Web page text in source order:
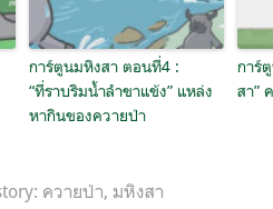
การ์ตูนมหิงสา ตอนที่4 :
“ที่ราบริมน้ำลำขาแข้ง” แหล่ง
หากินของควายป่า
การ์
สา”
ควายป่า, มหิงสา